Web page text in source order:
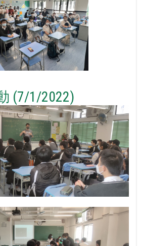
(7/1/2022)